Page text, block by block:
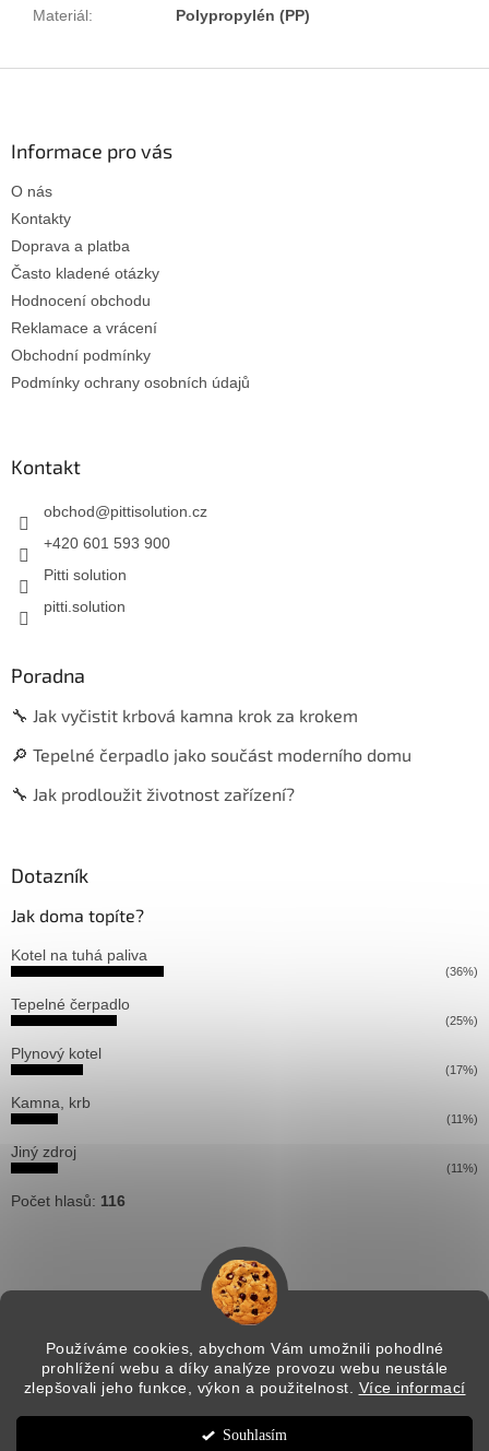
Používáme cookies, abychom Vám umožnili pohodlné
prohlížení webu a díky analýze provozu webu neustále
zlepšovali jeho funkce, výkon a použitelnost. Více informací
Souhlasím
Materiál: Polypropylén (PP)
Informace pro vás
O nás
Kontakty
Doprava a platba
Často kladené otázky
Hodnocení obchodu
Reklamace a vrácení
Obchodní podmínky
Podmínky ochrany osobních údajů
Kontakt
obchod@pittisolution.cz
+420 601 593 900
Pitti solution
pitti.solution
Poradna
🔧 Jak vyčistit krbová kamna krok za krokem
🔎 Tepelné čerpadlo jako součást moderního domu
🔧 Jak prodloužit životnost zařízení?
Dotazník
Jak doma topíte?
Kotel na tuhá paliva
(36%)
Tepelné čerpadlo
(25%)
Plynový kotel
(17%)
Kamna, krb
(11%)
Jiný zdroj
(11%)
Počet hlasů: 116
Vytvořil Shoptet
Pitti solution. Všechna práva vyhrazena.